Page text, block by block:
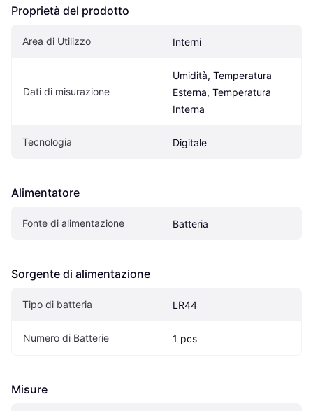
Proprietà del prodotto
Area di Utilizzo Interni
Dati di misurazione
Umidità, Temperatura
Esterna, Temperatura
Interna
Tecnologia Digitale
Alimentatore
Fonte di alimentazione Batteria
Sorgente di alimentazione
Tipo di batteria LR44
Numero di Batterie 1 pcs
Misure